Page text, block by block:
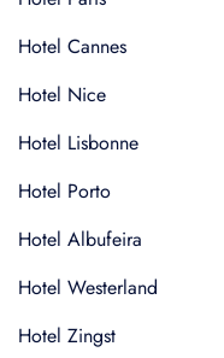
Hotel Cannes
Hotel Nice
Hotel Lisbonne
Hotel Porto
Hotel Albufeira
Hotel Westerland
Hotel Zingst